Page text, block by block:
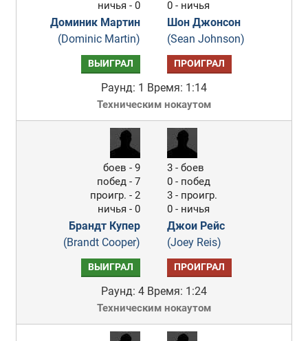
ничья - 0
Доминик Мартин
(Dominic Martin)
0 - ничья
Шон Джонсон
(Sean Johnson)
ВЫИГРАЛ ПРОИГРАЛ
Раунд: 1 Время: 1:14
Техническим нокаутом
боев - 9
побед - 7
проигр. - 2
ничья - 0
Брандт Купер
(Brandt Cooper)
3 - боев
0 - побед
3 - проигр.
0 - ничья
Джои Рейс
(Joey Reis)
ВЫИГРАЛ ПРОИГРАЛ
Раунд: 4 Время: 1:24
Техническим нокаутом